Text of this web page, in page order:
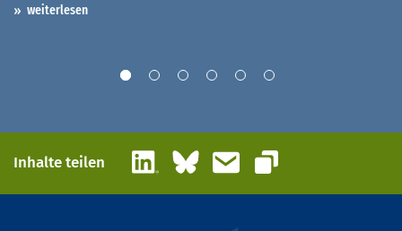
weiterlesen
Inhalte teilen LinkedInBlueskyE-Mail
Link kopieren